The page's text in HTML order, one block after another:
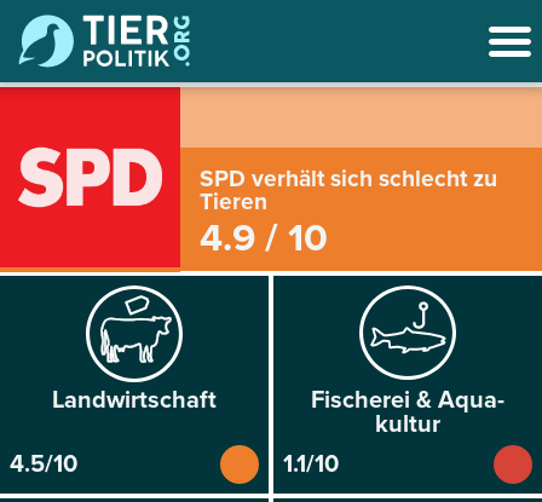
SPD verhält sich schlecht zu
Tieren
4.9 / 10
Landwirtschaft
4.5/10
Fischerei & Aqua­
kultur
1.1/10